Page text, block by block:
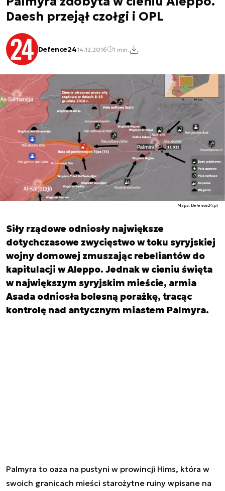
Daesh przejął czołgi i OPL
Defence2414.12.2016 1 min.
Mapa: Defence24.pl
Siły rządowe odniosły największe
dotychczasowe zwycięstwo w toku syryjskiej
wojny domowej zmuszając rebeliantów do
kapitulacji w Aleppo. Jednak w cieniu święta
w największym syryjskim mieście, armia
Asada odniosła bolesną porażkę, tracąc
kontrolę nad antycznym miastem Palmyra.
Palmyra to oaza na pustyni w prowincji Hims, która w
swoich granicach mieści starożytne ruiny wpisane na